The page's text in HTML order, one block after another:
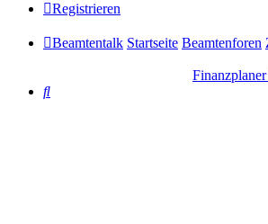
Registrieren
Beamtentalk Startseite Beamtenforen
Suche